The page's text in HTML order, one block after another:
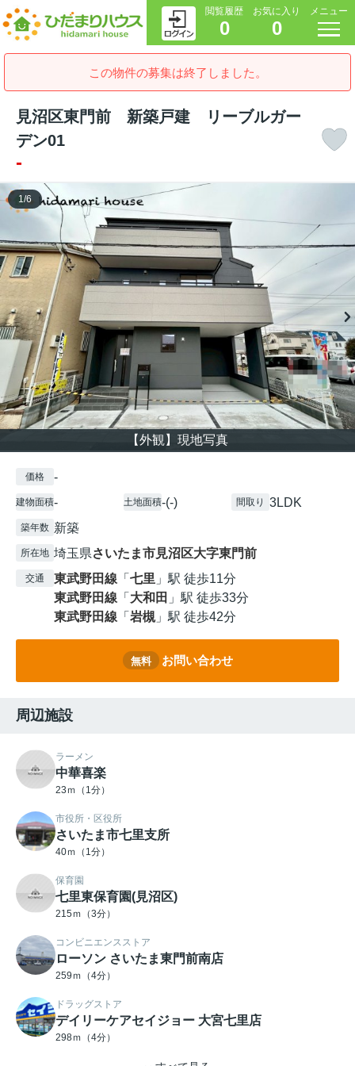
閲覧履歴
0
お気に入り
0
メニュー
この物件の募集は終了しました。
見沼区東門前 新築戸建 リーブルガー
デン01
-
【外観】現地写真
1/6
価格 -
建物面積- 土地面積-(-) 間取り 3LDK
築年数 新築
所在地 埼玉県さいたま市見沼区大字東門前
交通 東武野田線 「 七里 」駅 徒歩11分
東武野田線 「 大和田 」駅 徒歩33分
東武野田線 「 岩槻」駅 徒歩42分
無料 お問い合わせ
周辺施設
ラーメン
中華喜楽
23ｍ（1分）
市役所・区役所
さいたま市七里支所
40ｍ（1分）
保育園
七里東保育園(見沼区)
215ｍ（3分）
コンビニエンスストア
ローソン さいたま東門前南店
259ｍ（4分）
ドラッグストア
デイリーケアセイジョー 大宮七里店
298ｍ（4分）